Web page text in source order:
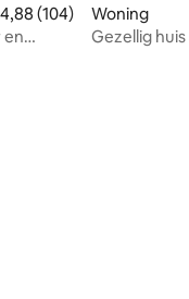
beoordeling
4,88 (104)
Woning
Gezellig